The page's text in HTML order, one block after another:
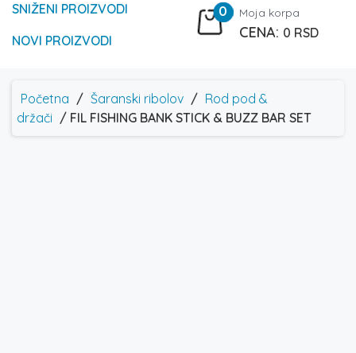
SNIŽENI PROIZVODI
NOVI PROIZVODI
0 Moja korpa
0 RSD
Početna / Šaranski ribolov / Rod pod &
držači / FIL FISHING BANK STICK & BUZZ BAR SET